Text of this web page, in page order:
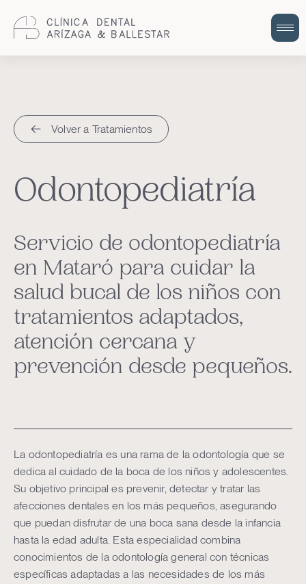
Volver a Tratamientos
Odontopediatría
Servicio de odontopediatría
en Mataró para cuidar la
salud bucal de los niños con
tratamientos adaptados,
atención cercana y
prevención desde pequeños.
La odontopediatría es una rama de la odontología que se
dedica al cuidado de la boca de los niños y adolescentes.
Su objetivo principal es prevenir, detectar y tratar las
afecciones dentales en los más pequeños, asegurando
que puedan disfrutar de una boca sana desde la infancia
hasta la edad adulta. Esta especialidad combina
conocimientos de la odontología general con técnicas
específicas adaptadas a las necesidades de los más